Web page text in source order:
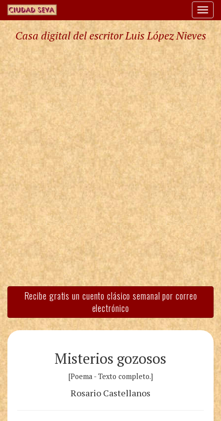
Casa digital del escritor Luis López Nieves
Recibe gratis un cuento clásico semanal por correo
electrónico
Misterios gozosos
[Poema - Texto completo.]
Rosario Castellanos